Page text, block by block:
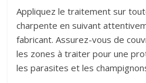
Appliquez le traitement sur
charpente en suivant
fabricant. Assurez-vous de
les zones à traiter pour une
les parasites et les